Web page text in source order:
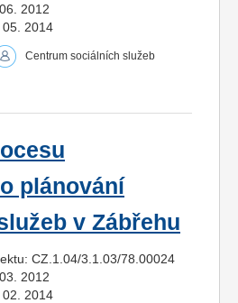
2012
2014
Centrum sociálních služeb
plánování
v Zábřehu
CZ.1.04/3.1.03/78.00024
2012
2014